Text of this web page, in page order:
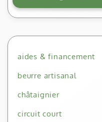
aides & financement
beurre artisanal
châtaignier
circuit court